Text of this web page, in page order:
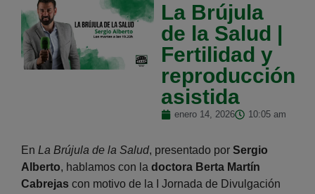
La Brújula
de la Salud |
Fertilidad y
reproducción
asistida
enero 14, 2026 10:05 am
En La Brújula de la Salud, presentado por Sergio
Alberto, hablamos con la doctora Berta Martín
Cabrejas con motivo de la I Jornada de Divulgación